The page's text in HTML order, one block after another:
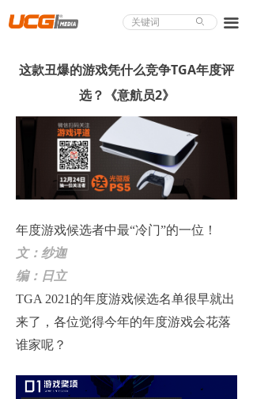
끀
About UCG
业界论道
游戏视频
商城精品
游戏大赏
小程序
个人中心
ꄙ
年度游戏候选者中最“冷门”的一位！
文：纱迦
编：日立
TGA 2021 的年度游戏候选名单很早就出
来了，各位觉得今年的年度游戏会花落
谁家呢？
这款丑爆的游戏凭什么竞争TGA年度评
选？《意航员2》